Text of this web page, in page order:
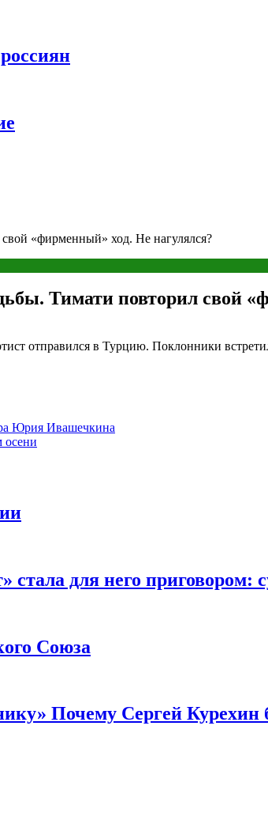
«фирменный» ход. Не нагулялся?
Тимати повторил свой
отправился в Турцию. Поклонники
Юрия Ивашечкина
осени
для него приговором:
Союза
Почему Сергей Курехин